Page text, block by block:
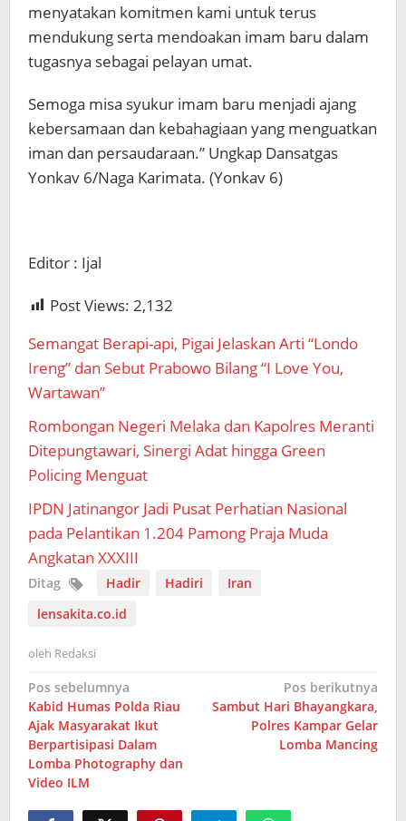
menyatakan komitmen kami untuk terus
mendukung serta mendoakan imam baru dalam
tugasnya sebagai pelayan umat.
Semoga misa syukur imam baru menjadi ajang
kebersamaan dan kebahagiaan yang menguatkan
iman dan persaudaraan.” Ungkap Dansatgas
Yonkav 6/Naga Karimata. (Yonkav 6)
Editor : Ijal
Post Views: 2,132
Semangat Berapi-api, Pigai Jelaskan Arti “Londo
Ireng” dan Sebut Prabowo Bilang “I Love You,
Wartawan”
Rombongan Negeri Melaka dan Kapolres Meranti
Ditepungtawari, Sinergi Adat hingga Green
Policing Menguat
IPDN Jatinangor Jadi Pusat Perhatian Nasional
pada Pelantikan 1.204 Pamong Praja Muda
Angkatan XXXIII
Ditag Hadir Hadiri
Iran
lensakita.co.id
oleh Redaksi
Navigasi
pos
Pos sebelumnya
Kabid Humas Polda Riau
Ajak Masyarakat Ikut
Berpartisipasi Dalam
Lomba Photography dan
Video ILM
Pos berikutnya
Sambut Hari Bhayangkara,
Polres Kampar Gelar
Lomba Mancing